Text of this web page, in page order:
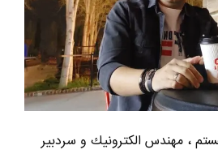
، مهندس الكترونيك و سردبير